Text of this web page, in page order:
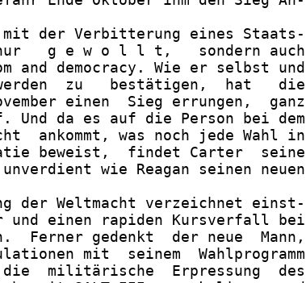
der Verbitterung eines Staats-
g e w o l l t,   sondern auch
and democracy. Wie er selbst und
zu   bestätigen,  hat   die
einen  Sieg errungen,  ganz
Und da es auf die Person bei dem
ankommt, was noch jede Wahl in
beweist,  findet Carter  seine
wie Reagan seinen neuen
der Weltmacht verzeichnet einst-
und einen rapiden Kursverfall bei
Ferner gedenkt  der neue  Mann,
mit  seinem  Wahlprogramm
militärische  Erpressung  des